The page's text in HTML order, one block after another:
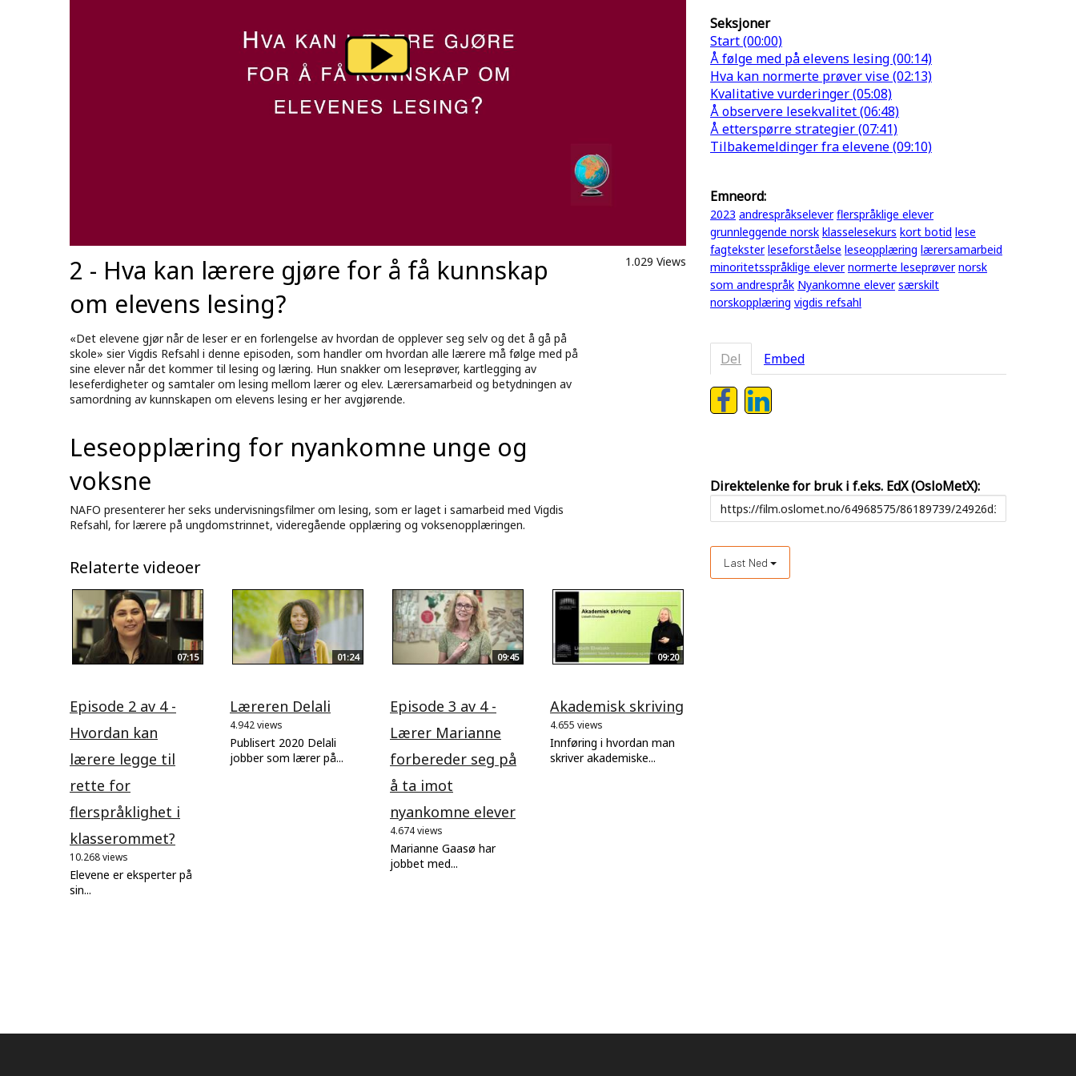
2 - Hva kan lærere gjøre for å få kunnskap
om elevens lesing?
1.029 Views
«Det elevene gjør når de leser er en forlengelse av hvordan de opplever seg selv og det å gå på
skole» sier Vigdis Refsahl i denne episoden, som handler om hvordan alle lærere må følge med på
sine elever når det kommer til lesing og læring. Hun snakker om leseprøver, kartlegging av
leseferdigheter og samtaler om lesing mellom lærer og elev. Lærersamarbeid og betydningen av
samordning av kunnskapen om elevens lesing er her avgjørende.
Leseopplæring for nyankomne unge og
voksne
NAFO presenterer her seks undervisningsfilmer om lesing, som er laget i samarbeid med Vigdis
Refsahl, for lærere på ungdomstrinnet, videregående opplæring og voksenopplæringen.
Relaterte videoer
07:15
Episode 2 av 4 -
Hvordan kan
lærere legge til
rette for
flerspråklighet i
klasserommet?
10.268 views
Elevene er eksperter på
sin...
01:24
Læreren Delali
4.942 views
Publisert 2020 Delali
jobber som lærer på...
09:45
Episode 3 av 4 -
Lærer Marianne
forbereder seg på
å ta imot
nyankomne elever
4.674 views
Marianne Gaasø har
jobbet med...
09:20
Akademisk skriving
4.655 views
Innføring i hvordan man
skriver akademiske...
Seksjoner
Start (00:00)
Å følge med på elevens lesing (00:14)
Hva kan normerte prøver vise (02:13)
Kvalitative vurderinger (05:08)
Å observere lesekvalitet (06:48)
Å etterspørre strategier (07:41)
Tilbakemeldinger fra elevene (09:10)
Emneord:
2023 andrespråkselever flerspråklige elever
grunnleggende norsk klasselesekurs kort botid lese
fagtekster leseforståelse leseopplæring lærersamarbeid
minoritetsspråklige elever normerte leseprøver norsk
som andrespråk Nyankomne elever særskilt
norskopplæring vigdis refsahl
Del Embed
Direktelenke for bruk i f.eks. EdX (OsloMetX):
Last Ned